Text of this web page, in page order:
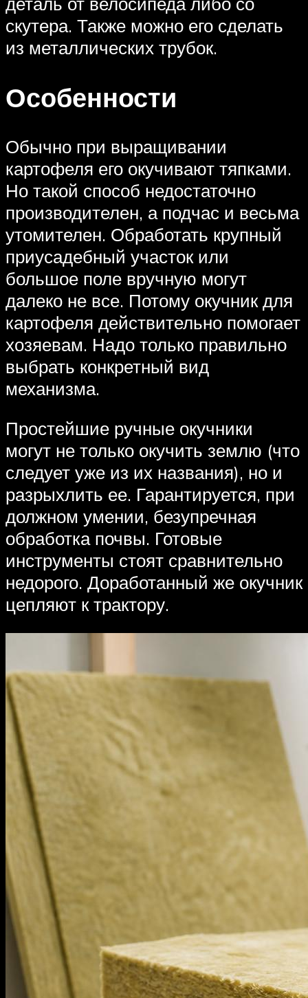
скутера. Также можно его сделать
из металлических трубок.
Особенности
Обычно при выращивании
картофеля его окучивают тяпками.
Но такой способ недостаточно
производителен, а подчас и весьма
утомителен. Обработать крупный
приусадебный участок или
большое поле вручную могут
далеко не все. Потому окучник для
картофеля действительно помогает
хозяевам. Надо только правильно
выбрать конкретный вид
механизма.
Простейшие ручные окучники
могут не только окучить землю (что
следует уже из их названия), но и
разрыхлить ее. Гарантируется, при
должном умении, безупречная
обработка почвы. Готовые
инструменты стоят сравнительно
недорого. Доработанный же окучник
цепляют к трактору.